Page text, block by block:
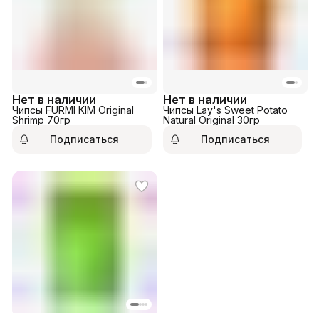
Нет в наличии
Чипсы FURMI KIM Original
Shrimp 70гр
Подписаться
Нет в наличии
Чипсы Lay's Sweet Potato
Natural Original 30гр
Подписаться